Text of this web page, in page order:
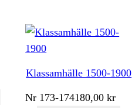
Klassamhälle 1500-1900
Nr 173-174180,00kr